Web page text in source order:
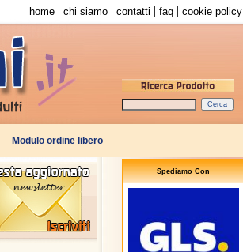
home | chi siamo | contatti | faq | cookie policy
Spediamo Con